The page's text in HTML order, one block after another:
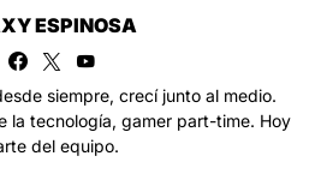
ESPINOSA
siempre, crecí junto al medio.
la tecnología, gamer part-time. Hoy
del equipo.